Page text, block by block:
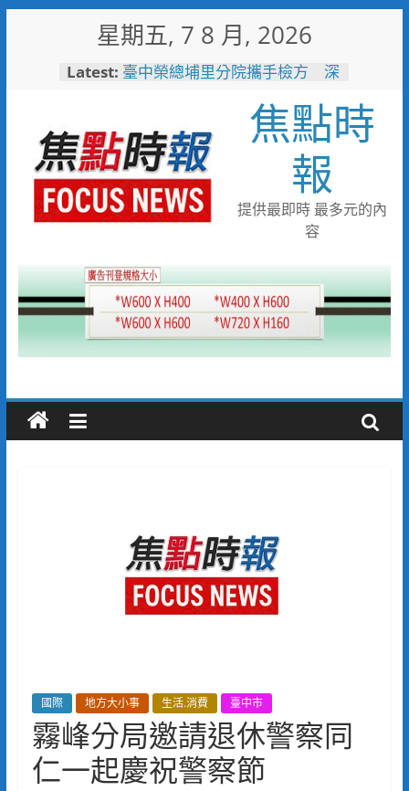
星期五, 7 8 月, 2026
Latest: 臺中榮總埔里分院攜手檢方 深
「路不是你的」！騎士大鬧城鎮
韌性演習 前鎮警鐵腕攔停送辦
珍惜119報案專線資源 切勿無故
撥打或謊報案件
白海豚颱風來襲！台電台東區處
全面整備迎戰強風豪雨 籲多利
用「台灣電力APP」查詢
男子性侵偷拍又餵毒致傳播女暴
焦點時
報
提供最即時 最多元的內
容
國際 地方大小事 生活.消費 臺中市
霧峰分局邀請退休警察同
仁一起慶祝警察節